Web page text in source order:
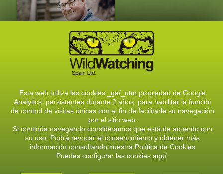
EDUARDO MARCOS
QUEVEDO
CONOCE AL EQUIPO
CONTACTA CON NOSOTROS
C/ Solasierra, 8, 24900- Riaño (León)
Telf.: 987740805 / 609726444
E-mail:info@wildwatchingspain.com
Esta web utiliza las cookies _ga/_utm propiedad de Google
Analytics, persistentes durante 2 años, para habilitar la función
de control de visitas únicas con el fin de facilitarle su navegación
por el sitio web.
Si continúa navegando consideramos que está de acuerdo con
su uso. Podrá revocar el consentimiento y obtener más
información consultando nuestra Política de Cookies
Puedes configurar las cookies aquí